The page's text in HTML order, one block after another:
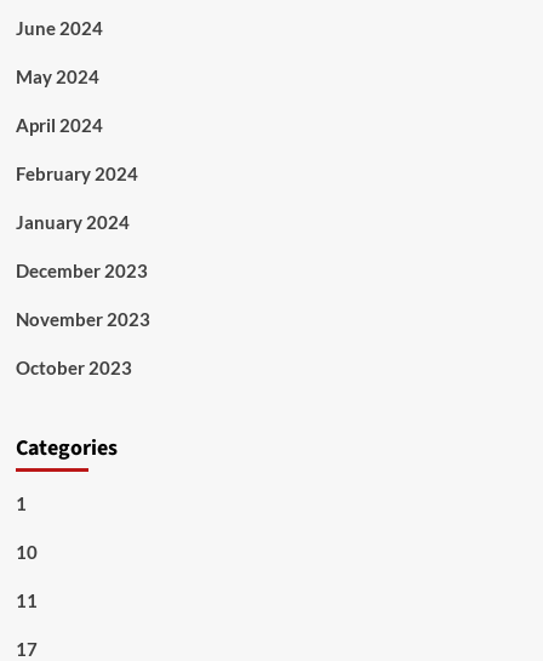
June 2024
May 2024
April 2024
February 2024
January 2024
December 2023
November 2023
October 2023
Categories
1
10
11
17